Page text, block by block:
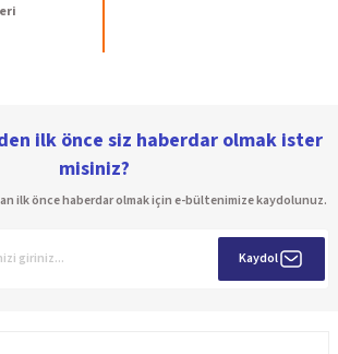
ilk önce siz haberdar olmak ister
misiniz?
ilk önce haberdar olmak için e-bültenimize kaydolunuz.
Kaydol